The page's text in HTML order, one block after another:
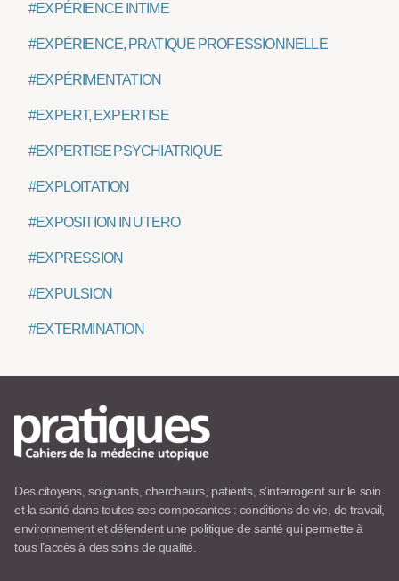
#EXPÉRIENCE INTIME
#EXPÉRIENCE, PRATIQUE PROFESSIONNELLE
#EXPÉRIMENTATION
#EXPERT, EXPERTISE
#EXPERTISE PSYCHIATRIQUE
#EXPLOITATION
#EXPOSITION IN UTERO
#EXPRESSION
#EXPULSION
#EXTERMINATION
Des citoyens, soignants, chercheurs, patients, s’interrogent sur le soin
et la santé dans toutes ses composantes : conditions de vie, de travail,
environnement et défendent une politique de santé qui permette à
tous l’accès à des soins de qualité.